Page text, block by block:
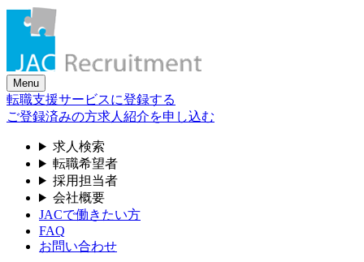
Skip
content
Menu
転職支援サービスに登録する
ご登録済みの方求人紹介を申し込む
求人検索
転職希望者
採用担当者
会社概要
JACで働きたい方
FAQ
お問い合わせ